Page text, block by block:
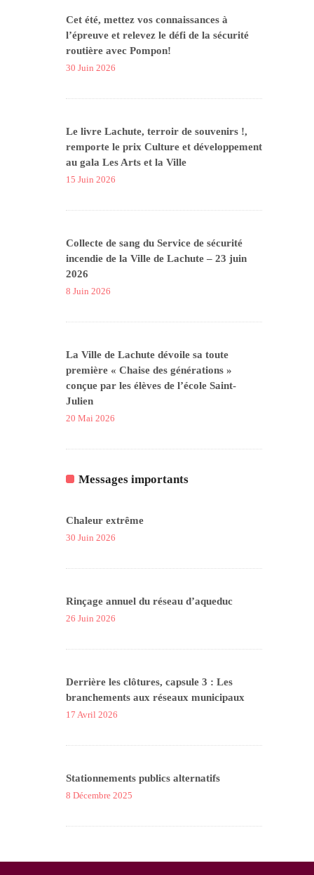
Cet été, mettez vos connaissances à
l’épreuve et relevez le défi de la sécurité
routière avec Pompon!
30 Juin 2026
Le livre Lachute, terroir de souvenirs !,
remporte le prix Culture et développement
au gala Les Arts et la Ville
15 Juin 2026
Collecte de sang du Service de sécurité
incendie de la Ville de Lachute – 23 juin
2026
8 Juin 2026
La Ville de Lachute dévoile sa toute
première « Chaise des générations »
conçue par les élèves de l’école Saint-
Julien
20 Mai 2026
Messages importants
Chaleur extrême
30 Juin 2026
Rinçage annuel du réseau d’aqueduc
26 Juin 2026
Derrière les clôtures, capsule 3 : Les
branchements aux réseaux municipaux
17 Avril 2026
Stationnements publics alternatifs
8 Décembre 2025